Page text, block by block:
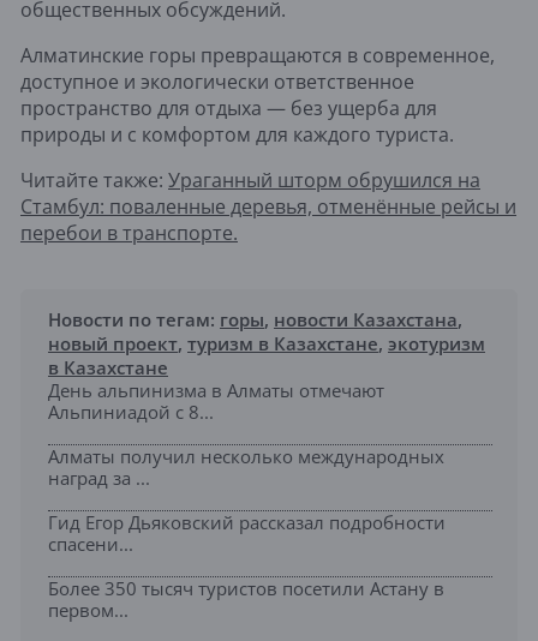
общественных обсуждений.
Алматинские горы превращаются в современное,
доступное и экологически ответственное
пространство для отдыха — без ущерба для
природы и с комфортом для каждого туриста.
Читайте также: Ураганный шторм обрушился на
Стамбул: поваленные деревья, отменённые рейсы и
перебои в транспорте.
Новости по тегам: горы, новости Казахстана,
новый проект, туризм в Казахстане, экотуризм
в Казахстане
День альпинизма в Алматы отмечают
Альпиниадой с 8...
Алматы получил несколько международных
наград за ...
Гид Егор Дьяковский рассказал подробности
спасени...
Более 350 тысяч туристов посетили Астану в
первом...